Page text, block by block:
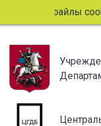
файлы